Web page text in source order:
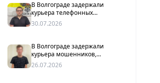
В Волгограде задержали
курьера телефонных
мошенников, похитившего у
пенсионерки более 2 млн
30.07.2026
В Волгограде задержали
курьера мошенников,
забравшего у женщины 1,4
млн рублей
26.07.2026